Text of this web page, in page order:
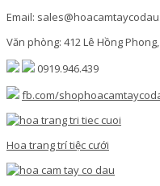
Email:
Văn phòng: 412 Lê Hồng
0919.946.439
fb.com/
Hoa trang trí tiệc cưới